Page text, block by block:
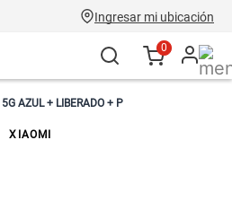
Ingresar mi ubicación
0
AZUL + LIBERADO + P
XIAOMI